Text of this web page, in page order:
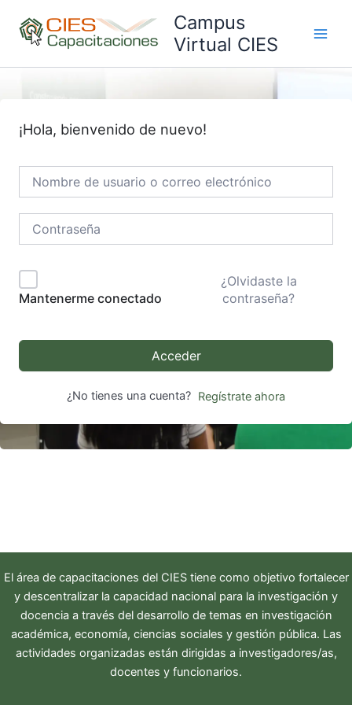
contenido
Campus
Virtual CIES
¡Hola, bienvenido de nuevo!
Mantenerme conectado
¿Olvidaste la
contraseña?
Acceder
¿No tienes una cuenta? Regístrate ahora
El área de capacitaciones del CIEStiene como objetivo fortalecer
y descentralizar la capacidad nacional para la investigación y
docencia a través del desarrollo de temas en investigación
académica, economía, ciencias sociales y gestión pública. Las
actividades organizadas están dirigidas a investigadores/as,
docentes y funcionarios.